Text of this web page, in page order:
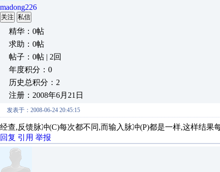
madong226
关注 私信
精华：0帖
求助：0帖
帖子：0帖 | 2回
年度积分：0
历史总积分：2
注册：2008年6月21日
发表于：2008-06-24 20:45:15
经查,反馈脉冲(C)每次都不同,而输入脉冲(P)都是一样,这样结
回复 引用 举报